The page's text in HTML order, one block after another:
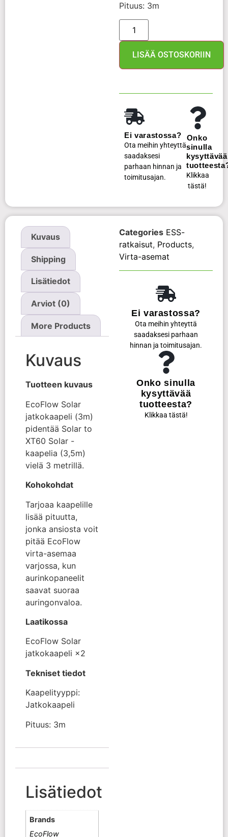
Pituus: 3m
LISÄÄ OSTOSKORIIN
Ei varastossa?
Ota meihin yhteyttä
saadaksesi
parhaan hinnan ja
toimitusajan.
Onko
sinulla
kysyttävää
Klikkaa
tästä!
Kuvaus
Shipping
Lisätiedot
Arviot (0)
More Products
Kuvaus
Tuotteen kuvaus
EcoFlow Solar
jatkokaapeli (3m)
pidentää Solar to
XT60 Solar -
kaapelia (3,5m)
vielä 3 metrillä.
Kohokohdat
Tarjoaa kaapelille
lisää pituutta,
jonka ansiosta voit
pitää EcoFlow
virta-asemaa
varjossa, kun
aurinkopaneelit
saavat suoraa
auringonvaloa.
Laatikossa
EcoFlow Solar
jatkokaapeli ×2
Tekniset tiedot
Kaapelityyppi:
Jatkokaapeli
Pituus: 3m
Lisätiedot
Brands
EcoFlow
Categories ESS-
ratkaisut, Products,
Virta-asemat
Ei varastossa?
Ota meihin yhteyttä
saadaksesi parhaan
hinnan ja toimitusajan.
Onko sinulla
kysyttävää
tuotteesta?
Klikkaa tästä!